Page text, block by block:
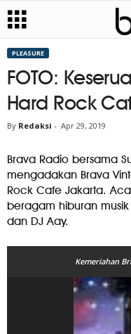
PLEASURE
FOTO:
Hard Rock
By Redaksi - Apr 29, 2019
Brava Radio bersama
mengadakan Brava
Rock Cafe Jakarta.
beragam hiburan
dan DJ Aay.
Kemeriahan